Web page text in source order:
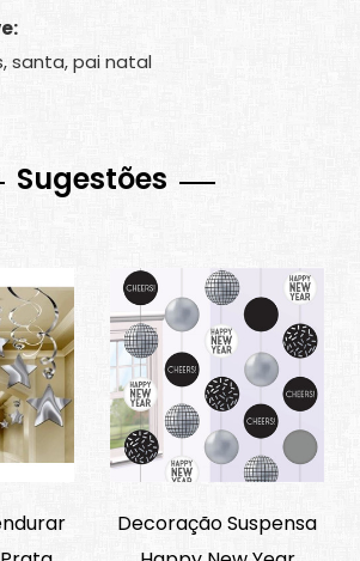
santa, pai natal
Sugestões
Decoração Suspensa